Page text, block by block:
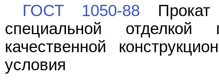
ГОСТ 1050-88 Прокат
специальной отделкой
качественной
условия